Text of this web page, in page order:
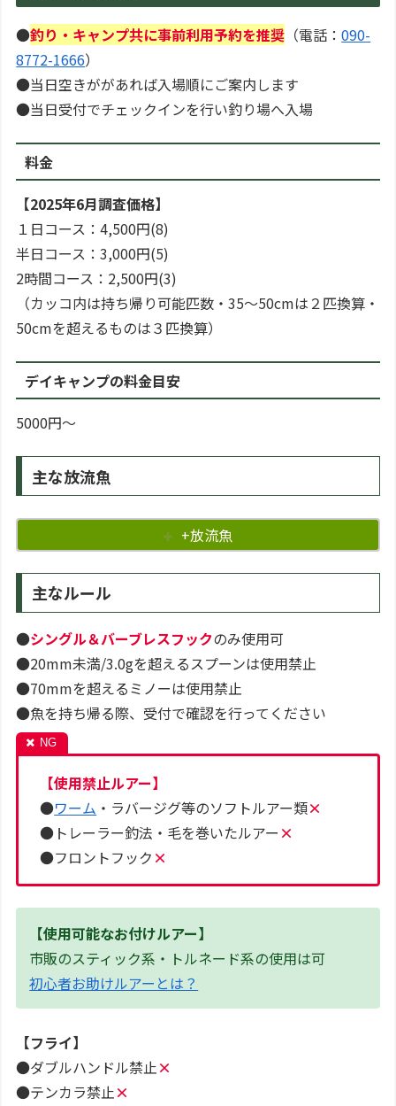
●釣り・キャンプ共に事前利用予約を推奨 （電話：090-
8772-1666）
●当日空きががあれば入場順にご案内します
●当日受付でチェックインを行い釣り場へ入場
料金
【2025年6月調査価格】
１日コース：4,500円(8)
半日コース：3,000円(5)
2時間コース：2,500円(3)
（カッコ内は持ち帰り可能匹数・35～50cmは２匹換算・
50cmを超えるものは３匹換算）
デイキャンプの料金目安
5000円～
主な放流魚
+放流魚
主なルール
●シングル＆バーブレスフックのみ使用可
●20mm未満/3.0gを超えるスプーンは使用禁止
●70mmを超えるミノーは使用禁止
●魚を持ち帰る際、受付で確認を行ってください
【使用禁止ルアー】
●ワーム ・ラバージグ等のソフトルアー類×
●トレーラー釣法・毛を巻いたルアー ×
●フロントフック ×
【使用可能なお付けルアー】
市販のスティック系・トルネード系の使用は可
初心者お助けルアーとは？
【フライ】
●ダブルハンドル禁止×
●テンカラ禁止×